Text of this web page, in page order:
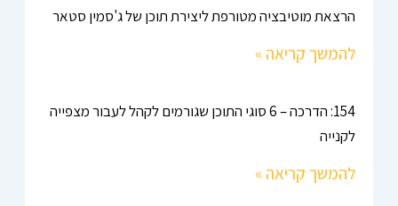
הרצאת מוטיבציה מטורפת ליצירת תוכן של ג'סמין סטאר
להמשך קריאה »
154: הדרכה – 6 סוגי התוכן שגורמים לקהל לעבור מצפייה
לקנייה
להמשך קריאה »